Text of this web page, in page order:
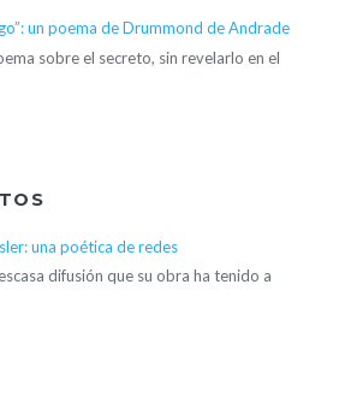
un poema de Drummond de Andrade
sobre el secreto, sin revelarlo en el
una poética de redes
difusión que su obra ha tenido a